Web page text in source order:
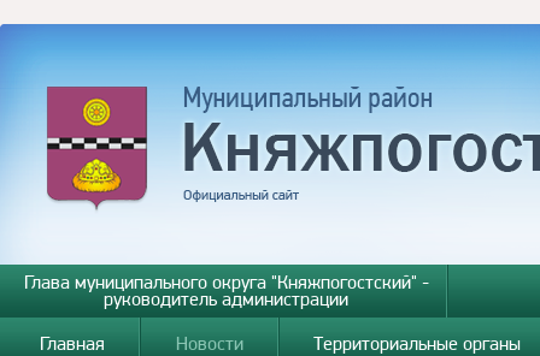
Глава муниципального округа "Княжпогостский" -
руководитель администрации
Главная
Новости Территориальные органы